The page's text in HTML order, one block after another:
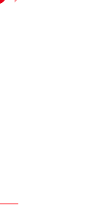
がすいたときに食